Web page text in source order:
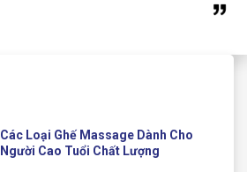
Các Loại Ghế Massage Dành Cho
Người Cao Tuổi Chất Lượng